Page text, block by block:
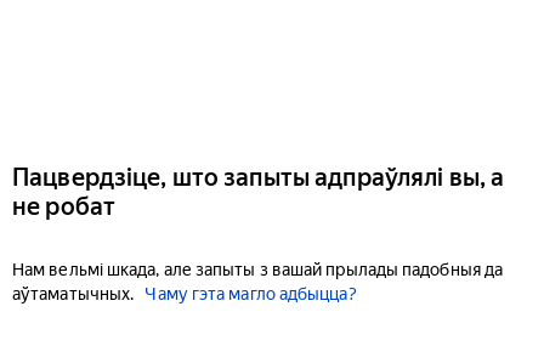
Пацвердзіце, што запыты адпраўлялі вы, а
не робат
Нам вельмі шкада, але запыты з вашай прылады падобныя да
аўтаматычных.
Чаму гэта магло адбыцца?